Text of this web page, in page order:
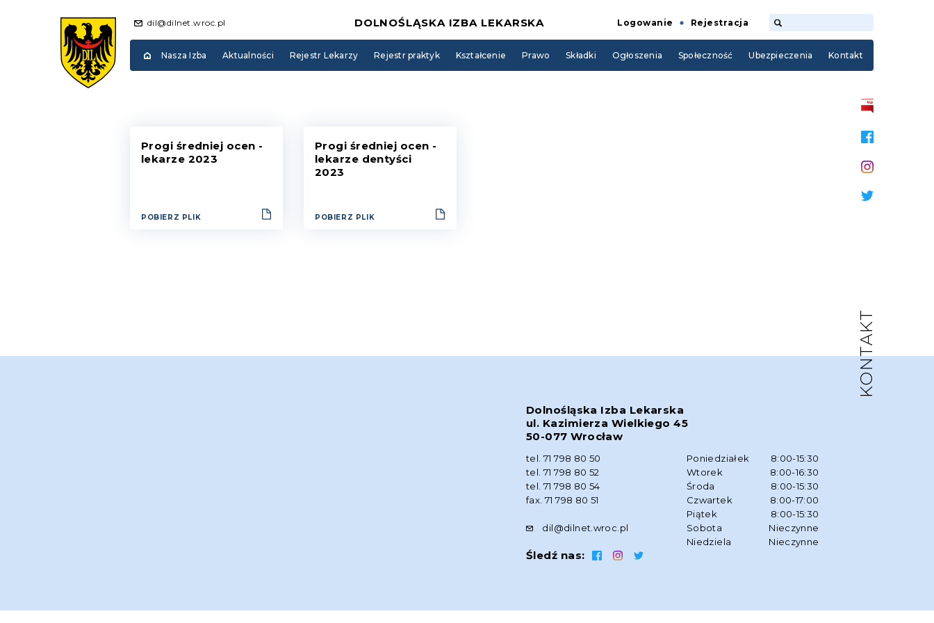
dil@dilnet.wroc.pl DOLNOŚLĄSKA IZBA LEKARSKA Logowanie Rejestracja
Nasza Izba Aktualności Rejestr Lekarzy Rejestr praktyk Kształcenie Prawo Składki Ogłoszenia Społeczność Ubezpieczenia Kontakt
Progi średniej ocen -
lekarze 2023
POBIERZ PLIK
Progi średniej ocen -
lekarze dentyści
2023
POBIERZ PLIK
KONTAKT
Dolnośląska Izba Lekarska
ul. Kazimierza Wielkiego 45
50-077 Wrocław
tel. 71 798 80 50
tel. 71 798 80 52
tel. 71 798 80 54
fax. 71 798 80 51
dil@dilnet.wroc.pl
Śledź nas:
Poniedziałek
8:00-15:30
Wtorek
8:00-16:30
Środa
8:00-15:30
Czwartek
8:00-17:00
Piątek
8:00-15:30
Sobota
Nieczynne
Niedziela
Nieczynne